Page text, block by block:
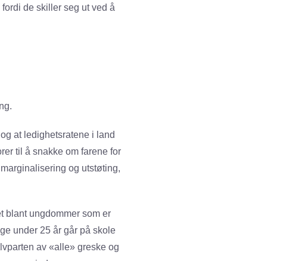
de skiller seg ut ved å
at ledighetsratene i land
til å snakke om farene for
og utstøting,
blant ungdommer som er
under 25 år går på skole
av «alle» greske og